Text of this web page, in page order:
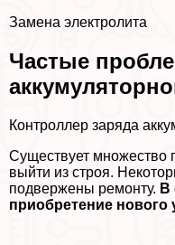
Замена электролита
Частые
Контроллер заряда
Существует множество
выйти из строя.
подвержены ремонту. В
приобретение нового